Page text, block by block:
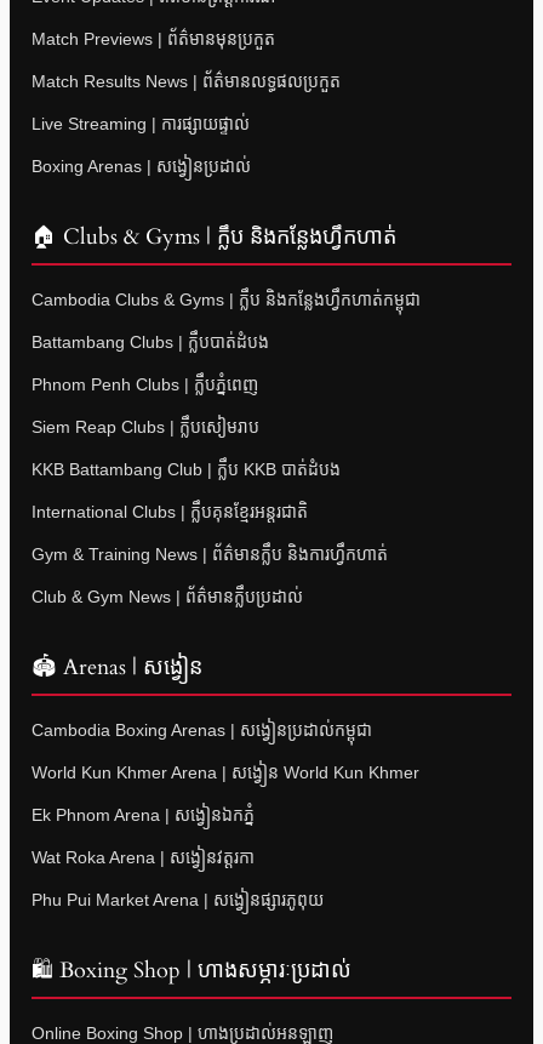
Match Previews | ព័ត៌មានមុនប្រកួត
Match Results News | ព័ត៌មានលទ្ធផលប្រកួត
Live Streaming | ការផ្សាយផ្ទាល់
Boxing Arenas | សង្វៀនប្រដាល់
🏠 Clubs & Gyms | ក្លឹប និងកន្លែងហ្វឹកហាត់
Cambodia Clubs & Gyms | ក្លឹប និងកន្លែងហ្វឹកហាត់កម្ពុជា
Battambang Clubs | ក្លឹបបាត់ដំបង
Phnom Penh Clubs | ក្លឹបភ្នំពេញ
Siem Reap Clubs | ក្លឹបសៀមរាប
KKB Battambang Club | ក្លឹប KKB បាត់ដំបង
International Clubs | ក្លឹបគុនខ្មែរអន្តរជាតិ
Gym & Training News | ព័ត៌មានក្លឹប និងការហ្វឹកហាត់
Club & Gym News | ព័ត៌មានក្លឹបប្រដាល់
🏟 Arenas | សង្វៀន
Cambodia Boxing Arenas | សង្វៀនប្រដាល់កម្ពុជា
World Kun Khmer Arena | សង្វៀន World Kun Khmer
Ek Phnom Arena | សង្វៀនឯកភ្នំ
Wat Roka Arena | សង្វៀនវត្តរកា
Phu Pui Market Arena | សង្វៀនផ្សារភូពុយ
🛍 Boxing Shop | ហាងសម្ភារៈប្រដាល់
Online Boxing Shop | ហាងប្រដាល់អនឡាញ